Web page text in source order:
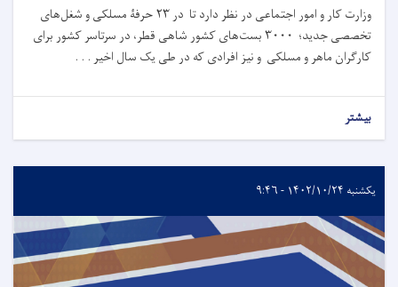
وزارت کار و امور اجتماعی در نظر دارد تا در ۲۳ حرفۀ مسلکی و شغل‌های
تخصصی جدید؛ ۳۰۰۰ بست‌های کشور شاهی قطر، در سرتاسر کشور برای
کارگران ماهر و مسلکی و نیز افرادی که در طی یک سال اخیر . . .
بیشتر
یکشنبه ۱۴۰۲/۱۰/۲۴ - ۹:۴۶